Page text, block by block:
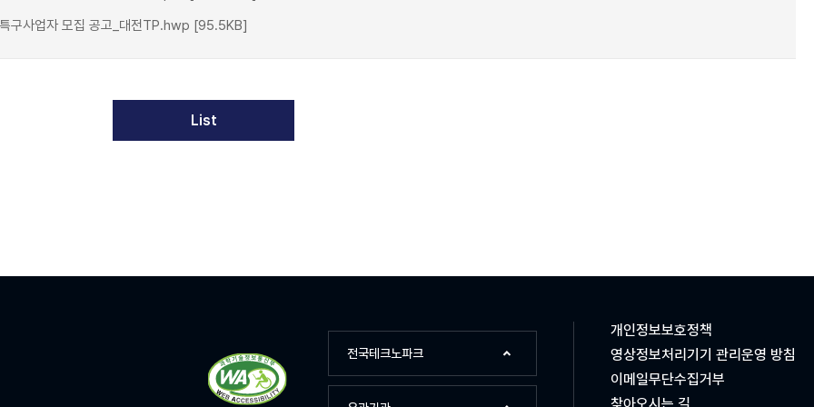
구사업자 모집 공고_대전TP.hwp [95.5KB]
List
전국테크노파크
개인정보보호정책
영상정보처리기기 관리운영 방침
이메일무단수집거부